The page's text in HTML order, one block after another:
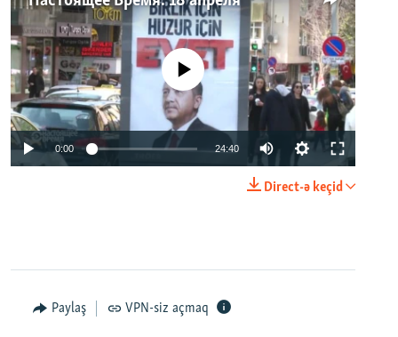
No media source currently available
0:00 24:40
Direct-ə keçid
Paylaş VPN-siz açmaq